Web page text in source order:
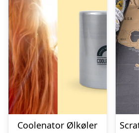
Coolenator Ølkøler